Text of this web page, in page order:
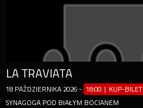
LA TRAVIATA
18 PAŹDZIERNIKA 2026 - 18:00 | KUP-BILET
SYNAGOGA POD BIAŁYM BOCIANEM